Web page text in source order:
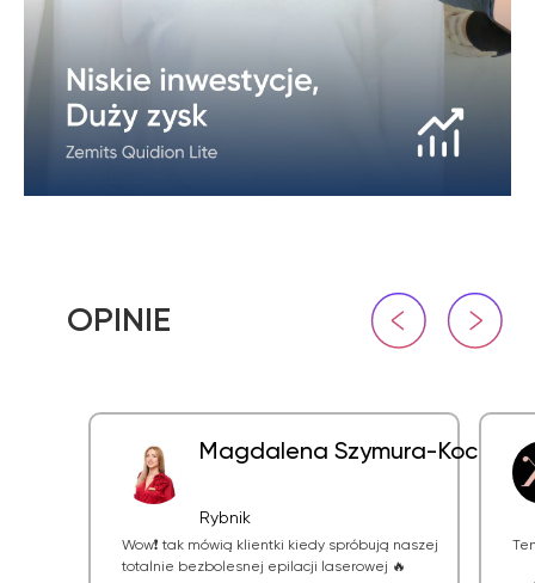
Magdalena Szymura-
Rybnik
Wow❗️ tak mówią klientki kiedy spróbują naszej
totalnie bezbolesnej epilacji laserowej 🔥